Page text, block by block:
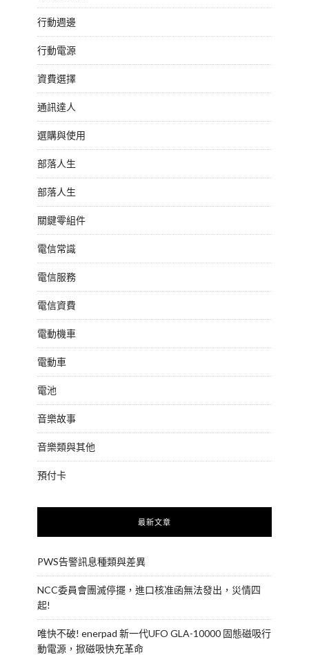
行動週邊
行動電源
資費選擇
通訊達人
選購與使用
部落人生
部落人生
關鍵零組件
電信常識
電信服務
電信資費
電動機車
電動車
電池
音樂故事
音樂類與其他
預付卡
最新文章
PWS告警訊息種類與差異
NCC委員會團滅停擺，進口核准函無法發出，災情四
起!
唯快不破! enerpad 新一代UFO GLA-10000 固態磁吸行
動電源，掀磁吸快充革命